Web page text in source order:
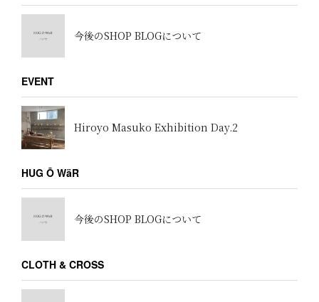
今後のSHOP BLOGについて
EVENT
Hiroyo Masuko Exhibition Day.2
HUG Ō WäR
今後のSHOP BLOGについて
CLOTH & CROSS